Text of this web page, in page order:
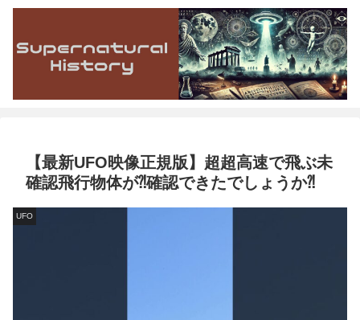
【最新UFO映像正規版】超超高速で飛ぶ未
確認飛行物体が⁈確認できたでしょうか⁈
UFO